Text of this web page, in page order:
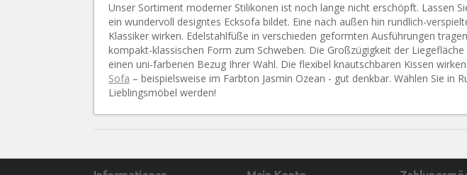
Unser Sortiment moderner Stilikonen ist noch lange nicht erschöpft. Lassen
ein wundervoll designtes Ecksofa bildet. Eine nach außen hin rundlich-
Klassiker wirken. Edelstahlfüße in verschieden geformten Ausführungen
kompakt-klassischen Form zum Schweben. Die Großzügigkeit der
einen uni-farbenen Bezug Ihrer Wahl. Die flexibel knautschbaren Kissen
Sofa – beispielsweise im Farbton Jasmin Ozean - gut denkbar. Wählen Sie
Lieblingsmöbel werden!